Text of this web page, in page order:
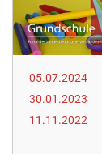
e
h
e
r
:
05.07.2024
30.01.2023
11.11.2022